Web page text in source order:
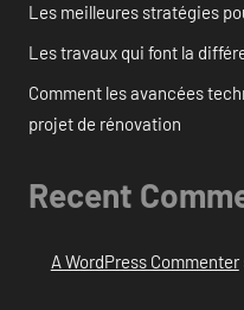
Les meilleures stratégies
Les travaux qui font la
Comment les avancées
projet de rénovation
Recent
A WordPress Commenter